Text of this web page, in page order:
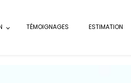
TÉMOIGNAGES ESTIMATION